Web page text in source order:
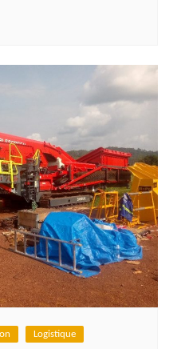
Logistique